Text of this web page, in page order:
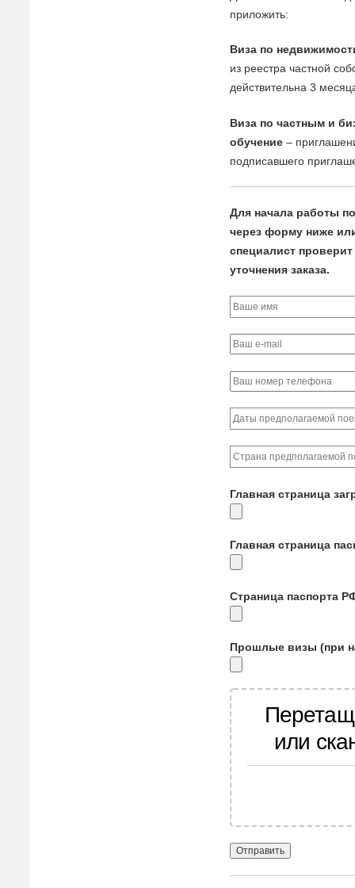
приложить:
Виза по
из реестра частной
действительна 3
Виза по частным и
обучение –
подписавшего
Для начала работы
через форму ниже
специалист
уточнения заказа.
Главная страница
Главная страница
Страница паспорта
Прошлые визы (при
или